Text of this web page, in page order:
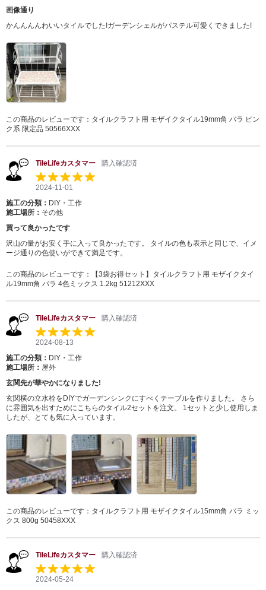
画像通り
かんんんんわいいタイルでした!ガーデンシェルがパステル可愛くできました!
この商品のレビューです： タイルクラフト用 モザイクタイル19mm角 バラ ピン
ク系 限定品 50566XXX
TileLifeカスタマー 購入確認済
2024-11-01
施工の分類： DIY・工作
施工場所： その他
買って良かったです
沢山の量がお安く手に入って良かったです。 タイルの色も表示と同じで、イメ
ージ通りの色使いができて満足です。
この商品のレビューです：
【3袋お得セット】タイルクラフト用 モザイクタイ
ル19mm角 バラ 4色ミックス 1.2kg 51212XXX
TileLifeカスタマー 購入確認済
2024-08-13
施工の分類： DIY・工作
施工場所： 屋外
玄関先が華やかになりました!
玄関横の立水栓をDIYでガーデンシンクにすべくテーブルを作りました。 さら
に雰囲気を出すためにこちらのタイル2セットを注文。 1セットと少し使用しま
したが、とても気に入っています。
この商品のレビューです： タイルクラフト用 モザイクタイル15mm角 バラ ミッ
クス 800g 50458XXX
TileLifeカスタマー 購入確認済
2024-05-24